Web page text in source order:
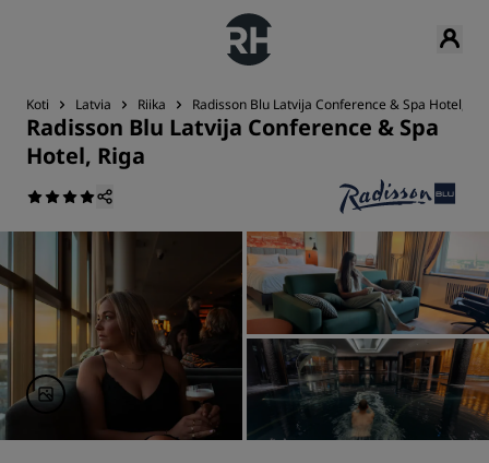
Koti Latvia Riika Radisson Blu Latvija Conference & Spa Hotel,
Radisson Blu Latvija Conference & Spa
Hotel, Riga